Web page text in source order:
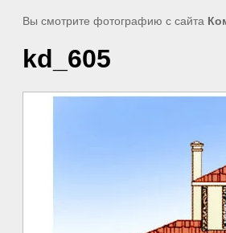
Вы смотрите фотографию с сайта
kd_605